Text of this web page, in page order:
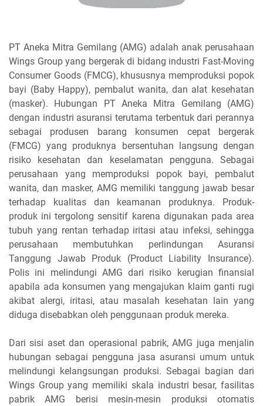
PT Aneka Mitra Gemilang (AMG) adalah anak perusahaan
Wings Group yang bergerak di bidang industri Fast-Moving
Consumer Goods (FMCG), khususnya memproduksi popok
bayi (Baby Happy), pembalut wanita, dan alat kesehatan
(masker). Hubungan PT Aneka Mitra Gemilang (AMG)
dengan industri asuransi terutama terbentuk dari perannya
sebagai produsen barang konsumen cepat bergerak
(FMCG) yang produknya bersentuhan langsung dengan
risiko kesehatan dan keselamatan pengguna. Sebagai
perusahaan yang memproduksi popok bayi, pembalut
wanita, dan masker, AMG memiliki tanggung jawab besar
terhadap kualitas dan keamanan produknya. Produk-
produk ini tergolong sensitif karena digunakan pada area
tubuh yang rentan terhadap iritasi atau infeksi, sehingga
perusahaan membutuhkan perlindungan Asuransi
Tanggung Jawab Produk (Product Liability Insurance).
Polis ini melindungi AMG dari risiko kerugian finansial
apabila ada konsumen yang mengajukan klaim ganti rugi
akibat alergi, iritasi, atau masalah kesehatan lain yang
diduga disebabkan oleh penggunaan produk mereka.
Dari sisi aset dan operasional pabrik, AMG juga menjalin
hubungan sebagai pengguna jasa asuransi umum untuk
melindungi kelangsungan produksi. Sebagai bagian dari
Wings Group yang memiliki skala industri besar, fasilitas
pabrik AMG berisi mesin-mesin produksi otomatis